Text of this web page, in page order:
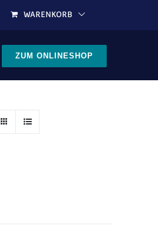
WARENKORB
ZUM ONLINESHOP